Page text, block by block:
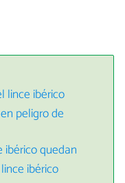
lince ibérico
peligro de
ibérico quedan
ibérico